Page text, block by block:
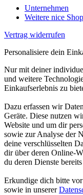
Unternehmen
Weitere nice
Vertrag widerrufen
Personalisiere dein
Nur mit deiner
und weitere
Einkaufserlebnis zu
Dazu erfassen wir
Geräte. Diese nutzen
Website und um dir
sowie zur Analyse der
deine verschlüsselten
dir über deren Online-
du deren Dienste
Erkundige dich bitte
sowie in unserer